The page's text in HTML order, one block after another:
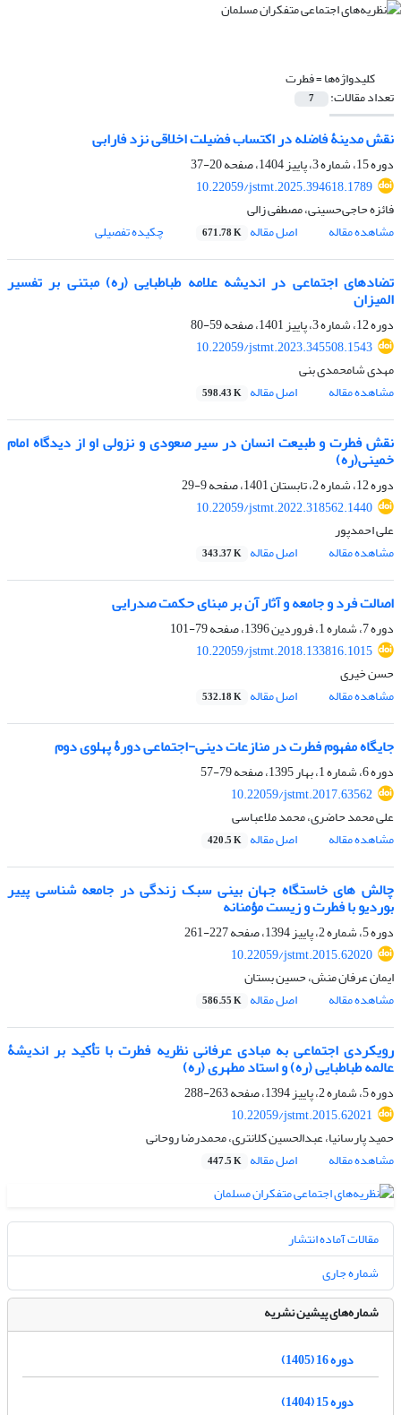
کلیدواژه‌ها =فطرت
تعداد مقالات: 7
نقش مدینۀ فاضله در اکتساب فضیلت اخلاقی نزد فارابی
دوره 15، شماره 3، پاییز 1404، صفحه
20-37
10.22059/jstmt.2025.394618.1789
فائزه حاجی‌حسینی، مصطفی زالی
مشاهده مقاله
اصل مقاله 671.78 K چکیده تفصیلی
تضادهای اجتماعی در اندیشه علامه طباطبایی (ره) مبتنی بر تفسیر
المیزان
دوره 12، شماره 3، پاییز 1401، صفحه
59-80
10.22059/jstmt.2023.345508.1543
مهدی شامحمدی بنی
مشاهده مقاله
اصل مقاله 598.43 K
نقش فطرت و طبیعت انسان در سیر صعودی و نزولی او از دیدگاه امام
خمینی(ره)
دوره 12، شماره 2، تابستان 1401، صفحه
9-29
10.22059/jstmt.2022.318562.1440
علی احمدپور
مشاهده مقاله
اصل مقاله 343.37 K
اصالت فرد و جامعه و آثار آن بر مبنای حکمت صدرایی
دوره 7، شماره 1، فروردین 1396، صفحه
79-101
10.22059/jstmt.2018.133816.1015
حسن خیری
مشاهده مقاله
اصل مقاله 532.18 K
جایگاه مفهوم فطرت در منازعات دینی-اجتماعی دورۀ پهلوی دوم
دوره 6، شماره 1، بهار 1395، صفحه
79-57
10.22059/jstmt.2017.63562
علی محمد حاضری، محمد ملاعباسی
مشاهده مقاله
اصل مقاله 420.5 K
چالش های خاستگاه جهان بینی سبک زندگی در جامعه شناسی پییر
بوردیو با فطرت و زیست مؤمنانه
دوره 5، شماره 2، پاییز 1394، صفحه
227-261
10.22059/jstmt.2015.62020
ایمان عرفان منش، حسین بستان
مشاهده مقاله
اصل مقاله 586.55 K
رویکردی اجتماعی به مبادی عرفانی نظریه فطرت با تأکید بر اندیشۀ
عالمه طباطبایی (ره) و استاد مطهری (ره)
دوره 5، شماره 2، پاییز 1394، صفحه
263-288
10.22059/jstmt.2015.62021
حمید پارسانیا، عبدالحسین کلانتری، محمدرضا روحانی
مشاهده مقاله
اصل مقاله 447.5 K
مقالات آماده انتشار
شماره جاری
شماره‌های پیشین نشریه
دوره 16 (1405)
دوره 15 (1404)